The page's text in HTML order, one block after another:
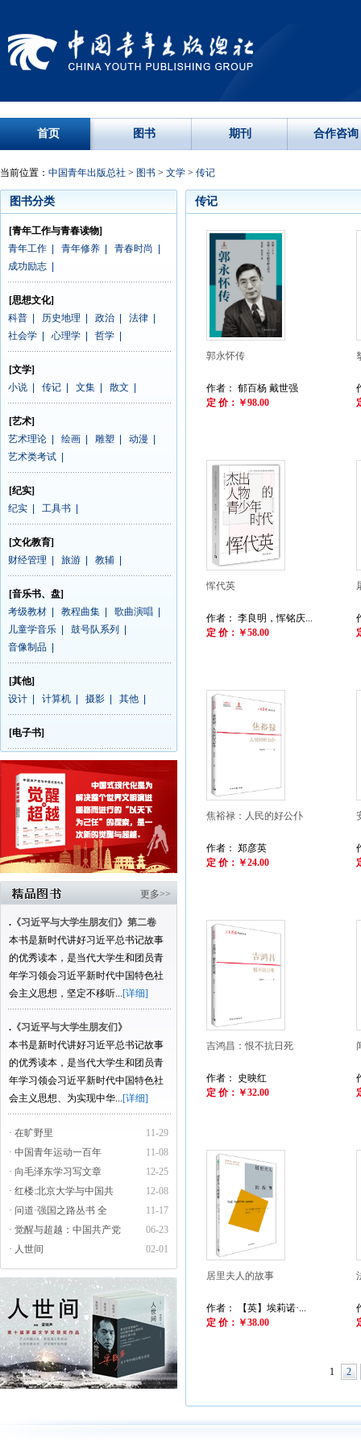
首页 图书 期刊 合作咨询
当前位置： 中国青年出版总社 > 图书 > 文学 > 传记
图书分类
[青年工作与青春读物]
青年工作
青年修养 青春时尚
成功励志
[思想文化]
科普
历史地理 政治 法律
社会学
心理学 哲学
[文学]
小说
传记 文集 散文
[艺术]
艺术理论
绘画 雕塑 动漫
艺术类考试
[纪实]
纪实
工具书
[文化教育]
财经管理
旅游 教辅
[音乐书、盘]
考级教材
教程曲集 歌曲演唱
儿童学音乐
鼓号队系列
音像制品
[其他]
设计
计算机 摄影 其他
[电子书]
更多>>
. 《习近平与大学生朋友们》第二卷
本书是新时代讲好习近平总书记故事
的优秀读本，是当代大学生和团员青
年学习领会习近平新时代中国特色社
会主义思想，坚定不移听...[详细]
. 《习近平与大学生朋友们》
本书是新时代讲好习近平总书记故事
的优秀读本，是当代大学生和团员青
年学习领会习近平新时代中国特色社
会主义思想、为实现中华...[详细]
11-29
· 在旷野里
11-08
· 中国青年运动一百年
12-25
· 向毛泽东学习写文章
12-08
· 红楼:北京大学与中国共
11-17
· 问道·强国之路丛书 全
06-23
· 觉醒与超越：中国共产党
02-01
· 人世间
传记
郭永怀传
作者： 郁百杨 戴世强
定 价：￥98.00
恽代英
作者： 李良明，恽铭庆...
定 价：￥58.00
焦裕禄：人民的好公仆
作者： 郑彦英
定 价：￥24.00
吉鸿昌：恨不抗日死
作者： 史映红
定 价：￥32.00
居里夫人的故事
作者： 【英】埃莉诺·...
定 价：￥38.00
1 2